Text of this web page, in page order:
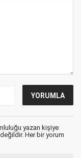
yazan kişiye
Her bir yorum